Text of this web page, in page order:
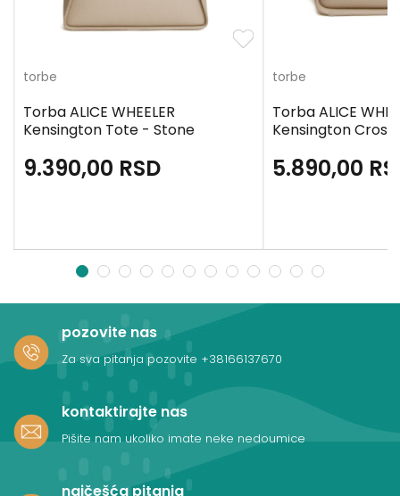
torbe
Torba ALICE WHEELER
Kensington Tote - Stone
9.390,00 RSD
torbe
Torba ALICE
Kensington
5.890,00
1 2 3 4 5 6 7 8 9 10 11 12
pozovite nas
Za sva pitanja pozovite +38166137670
kontaktirajte nas
Pišite nam ukoliko imate neke nedoumice
najčešća pitanja